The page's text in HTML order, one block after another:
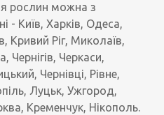
рослин можна з
- Київ, Харків, Одеса,
Кривий Ріг, Миколаїв,
Чернігів, Черкаси,
Чернівці, Рівне,
Луцьк, Ужгород,
Кременчук, Нікополь.